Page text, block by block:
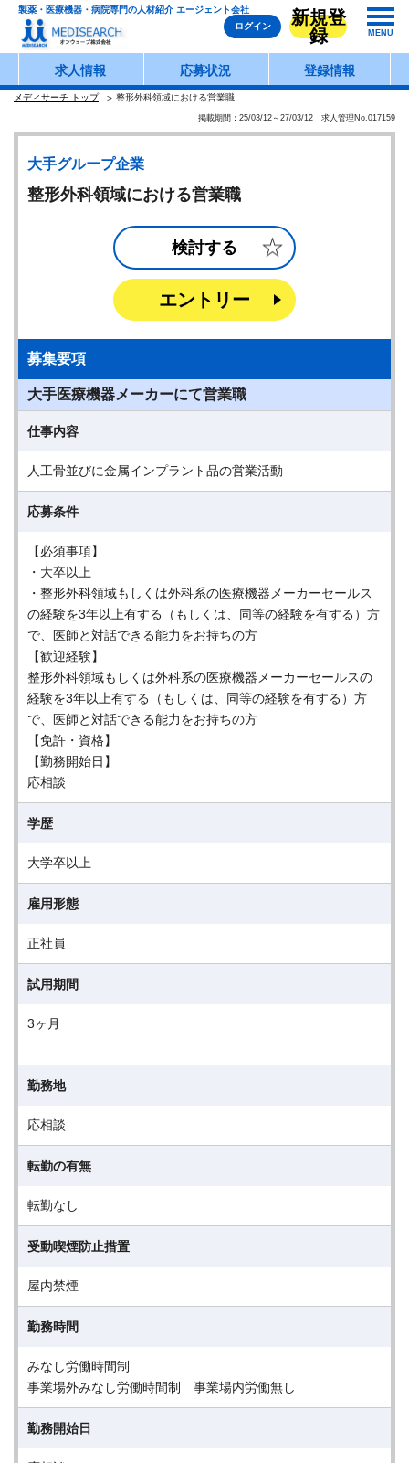
製薬・医療機器・病院専門の人材紹介 エージェント会社
ログイン
新規登
録
MENU
求人情報 応募状況 登録情報
メディサーチ トップ 整形外科領域における営業職
掲載期間：25/03/12～27/03/12 求人管理No.017159
大手グループ企業
整形外科領域における営業職
検討する
エントリー
募集要項
大手医療機器メーカーにて営業職
仕事内容
人工骨並びに金属インプラント品の営業活動
応募条件
【必須事項】
・大卒以上
・整形外科領域もしくは外科系の医療機器メーカーセールス
の経験を3年以上有する（もしくは、同等の経験を有する）方
で、医師と対話できる能力をお持ちの方
【歓迎経験】
整形外科領域もしくは外科系の医療機器メーカーセールスの
経験を3年以上有する（もしくは、同等の経験を有する）方
で、医師と対話できる能力をお持ちの方
【免許・資格】
【勤務開始日】
応相談
学歴
大学卒以上
雇用形態
正社員
試用期間
3ヶ月
勤務地
応相談
転勤の有無
転勤なし
受動喫煙防止措置
屋内禁煙
勤務時間
みなし労働時間制
事業場外みなし労働時間制 事業場内労働無し
勤務開始日